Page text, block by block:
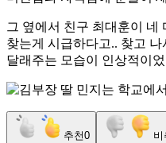
그 옆에서 친구 최대훈이 네
찾는게 시급하다고.. 찾고
달래주는 모습이 인상적이
추천0 비